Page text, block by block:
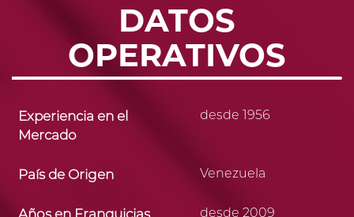
DATOS
OPERATIVOS
Experiencia en el
Mercado
desde 1956
País de Origen Venezuela
desde 2009